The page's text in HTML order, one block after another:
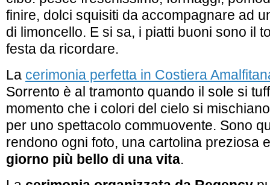
finire, dolci squisiti da accompagnare ad
di limoncello. E si sa, i piatti buoni sono il
festa da ricordare.
La cerimonia perfetta in Costiera
Sorrento è al tramonto quando il sole si
momento che i colori del cielo si
per uno spettacolo commuovente. Sono
rendono ogni foto, una cartolina preziosa
giorno più bello di una vita.